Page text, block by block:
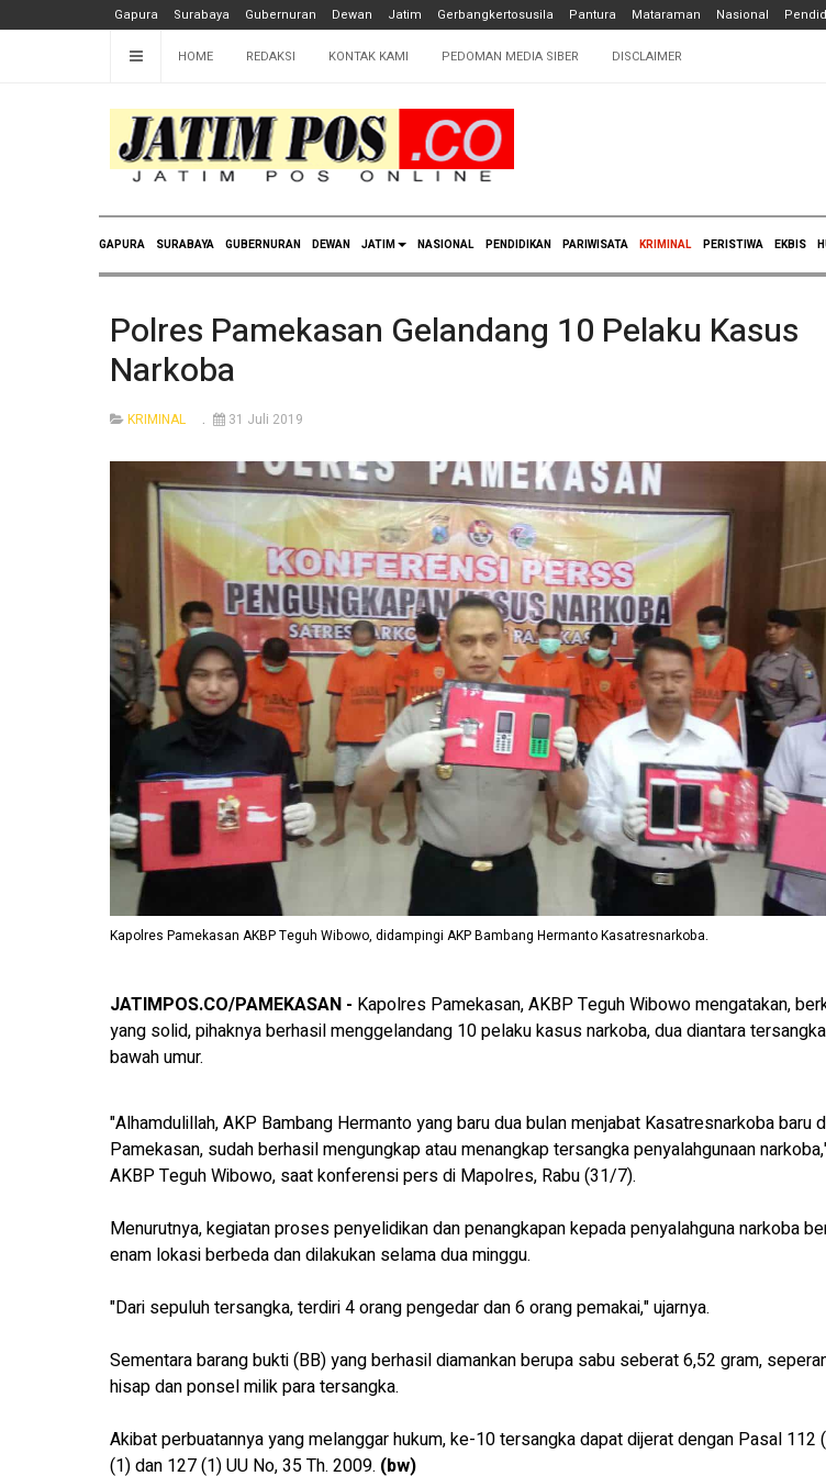
Gapura Surabaya Gubernuran Dewan Jatim Gerbangkertosusila Pantura Mataraman Nasional
HOME REDAKSI KONTAK KAMI PEDOMAN MEDIA SIBER DISCLAIMER
GAPURA SURABAYA GUBERNURAN DEWAN JATIM NASIONAL PENDIDIKAN PARIWISATA KRIMINAL PERISTIWA EKBIS
Polres Pamekasan Gelandang 10 Pelaku Kasus
Narkoba
KRIMINAL 31 Juli 2019
Kapolres Pamekasan AKBP Teguh Wibowo, didampingi AKP Bambang Hermanto Kasatresnarkoba.
JATIMPOS.CO/PAMEKASAN - Kapolres Pamekasan, AKBP Teguh Wibowo mengatakan,
yang solid, pihaknya berhasil menggelandang 10 pelaku kasus narkoba, dua diantara
bawah umur.
"Alhamdulillah, AKP Bambang Hermanto yang baru dua bulan menjabat Kasatresnarkoba baru
Pamekasan, sudah berhasil mengungkap atau menangkap tersangka penyalahgunaan
AKBP Teguh Wibowo, saat konferensi pers di Mapolres, Rabu (31/7).
Menurutnya, kegiatan proses penyelidikan dan penangkapan kepada penyalahguna narkoba
enam lokasi berbeda dan dilakukan selama dua minggu.
"Dari sepuluh tersangka, terdiri 4 orang pengedar dan 6 orang pemakai," ujarnya.
Sementara barang bukti (BB) yang berhasil diamankan berupa sabu seberat 6,52 gram,
hisap dan ponsel milik para tersangka.
Akibat perbuatannya yang melanggar hukum, ke-10 tersangka dapat dijerat dengan Pasal 112
(1) dan 127 (1) UU No, 35 Th. 2009. (bw)